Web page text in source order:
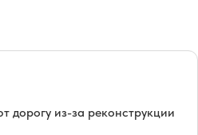
дорогу из-за реконструкции